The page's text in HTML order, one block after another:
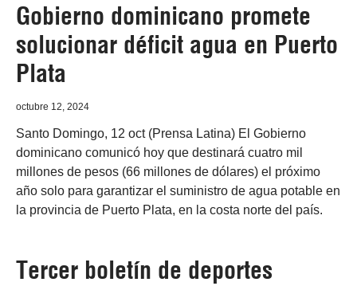
Gobierno dominicano promete
solucionar déficit agua en Puerto
Plata
octubre 12, 2024
Santo Domingo, 12 oct (Prensa Latina) El Gobierno
dominicano comunicó hoy que destinará cuatro mil
millones de pesos (66 millones de dólares) el próximo
año solo para garantizar el suministro de agua potable en
la provincia de Puerto Plata, en la costa norte del país.
Tercer boletín de deportes